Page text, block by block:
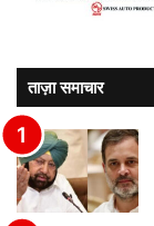
ताज़ा समाचार